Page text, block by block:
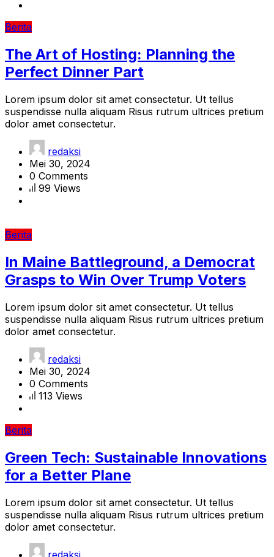
Berita
The Art of Hosting: Planning the
Perfect Dinner Part
Lorem ipsum dolor sit amet consectetur. Ut tellus
suspendisse nulla aliquam Risus rutrum ultrices pretium
dolor amet consectetur.
redaksi
Mei 30, 2024
0 Comments
99 Views
Berita
In Maine Battleground, a Democrat
Grasps to Win Over Trump Voters
Lorem ipsum dolor sit amet consectetur. Ut tellus
suspendisse nulla aliquam Risus rutrum ultrices pretium
dolor amet consectetur.
redaksi
Mei 30, 2024
0 Comments
113 Views
Berita
Green Tech: Sustainable Innovations
for a Better Plane
Lorem ipsum dolor sit amet consectetur. Ut tellus
suspendisse nulla aliquam Risus rutrum ultrices pretium
dolor amet consectetur.
redaksi